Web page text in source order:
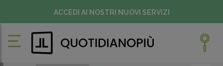
ACCEDI AI NOSTRI NUOVI SERVIZI